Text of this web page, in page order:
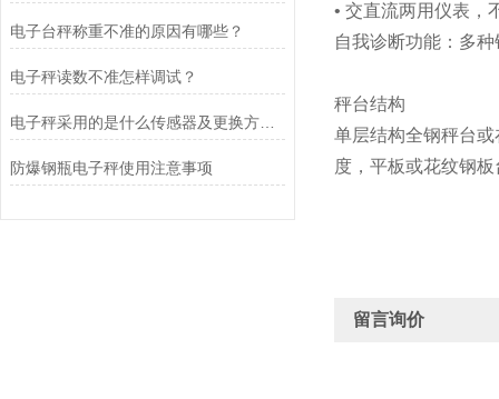
电子台秤称重不准的原因有哪些？
电子秤读数不准怎样调试？
电子秤采用的是什么传感器及更换方法？
防爆钢瓶电子秤使用注意事项
• 交直流两用仪表，
自我诊断功能：多
秤台结构
单层结构全钢秤台
度， 平板或花纹钢板
留言询价